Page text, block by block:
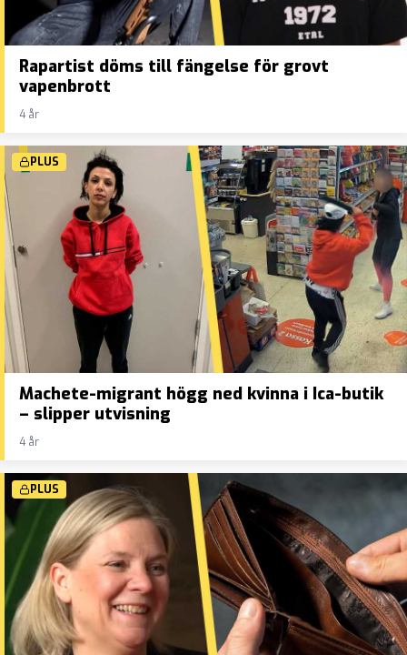
Rapartist döms till fängelse för grovt
vapenbrott
4 år
PLUS
Machete-migrant högg ned kvinna i Ica-butik
– slipper utvisning
4 år
PLUS